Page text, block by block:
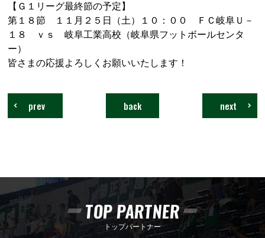
【Ｇ１リーグ最終節の予定】
第１８節 １１月２５日（土）１０：００ ＦＣ岐阜Ｕ－
１８ ｖｓ 岐阜工業高校（岐阜県フットボールセンタ
ー）
皆さまの応援よろしくお願いいたします！
next
back
prev
TOP PARTNER
トップパートナー